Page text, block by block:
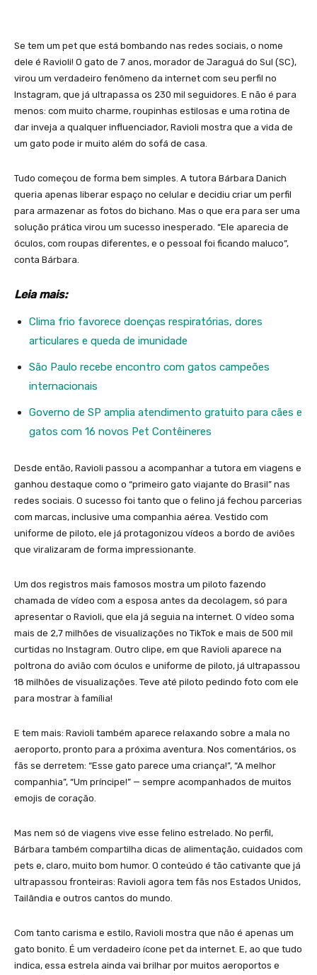
Se tem um pet que está bombando nas redes sociais, o nome
dele é Ravioli! O gato de 7 anos, morador de Jaraguá do Sul (SC),
virou um verdadeiro fenômeno da internet com seu perfil no
Instagram, que já ultrapassa os 230 mil seguidores. E não é para
menos: com muito charme, roupinhas estilosas e uma rotina de
dar inveja a qualquer influenciador, Ravioli mostra que a vida de
um gato pode ir muito além do sofá de casa.
Tudo começou de forma bem simples. A tutora Bárbara Danich
queria apenas liberar espaço no celular e decidiu criar um perfil
para armazenar as fotos do bichano. Mas o que era para ser uma
solução prática virou um sucesso inesperado. “Ele aparecia de
óculos, com roupas diferentes, e o pessoal foi ficando maluco”,
conta Bárbara.
Leia mais:
Clima frio favorece doenças respiratórias, dores
articulares e queda de imunidade
São Paulo recebe encontro com gatos campeões
internacionais
Governo de SP amplia atendimento gratuito para cães e
gatos com 16 novos Pet Contêineres
Desde então, Ravioli passou a acompanhar a tutora em viagens e
ganhou destaque como o “primeiro gato viajante do Brasil” nas
redes sociais. O sucesso foi tanto que o felino já fechou parcerias
com marcas, inclusive uma companhia aérea. Vestido com
uniforme de piloto, ele já protagonizou vídeos a bordo de aviões
que viralizaram de forma impressionante.
Um dos registros mais famosos mostra um piloto fazendo
chamada de vídeo com a esposa antes da decolagem, só para
apresentar o Ravioli, que ela já seguia na internet. O vídeo soma
mais de 2,7 milhões de visualizações no TikTok e mais de 500 mil
curtidas no Instagram. Outro clipe, em que Ravioli aparece na
poltrona do avião com óculos e uniforme de piloto, já ultrapassou
18 milhões de visualizações. Teve até piloto pedindo foto com ele
para mostrar à família!
E tem mais: Ravioli também aparece relaxando sobre a mala no
aeroporto, pronto para a próxima aventura. Nos comentários, os
fãs se derretem: “Esse gato parece uma criança!”, “A melhor
companhia”, “Um príncipe!” — sempre acompanhados de muitos
emojis de coração.
Mas nem só de viagens vive esse felino estrelado. No perfil,
Bárbara também compartilha dicas de alimentação, cuidados com
pets e, claro, muito bom humor. O conteúdo é tão cativante que já
ultrapassou fronteiras: Ravioli agora tem fãs nos Estados Unidos,
Tailândia e outros cantos do mundo.
Com tanto carisma e estilo, Ravioli mostra que não é apenas um
gato bonito. É um verdadeiro ícone pet da internet. E, ao que tudo
indica, essa estrela ainda vai brilhar por muitos aeroportos e